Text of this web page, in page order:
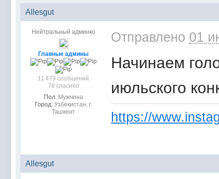
Allesgut
Нейтральный админко
Главные админы
11 479 сообщений
78 спасибо
Пол: Мужчина
Город: Узбекистан, г.
Ташкент
Отправлено 01
Начинаем
июльского
https://
Allesgut